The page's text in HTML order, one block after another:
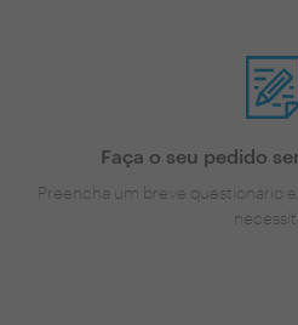
Faça o seu pedido
Preencha um breve questionário